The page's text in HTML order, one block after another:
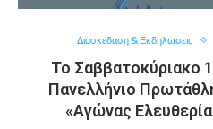
Διασκεδαση & Εκδηλωσεις
Το Σαββατοκύριακο
Πανελλήνιο
«Αγώνας